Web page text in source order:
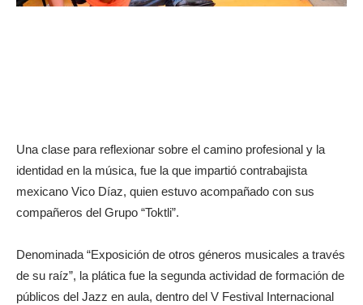
Una clase para reflexionar sobre el camino profesional y la
identidad en la música, fue la que impartió contrabajista
mexicano Vico Díaz, quien estuvo acompañado con sus
compañeros del Grupo “Toktli”.
Denominada “Exposición de otros géneros musicales a través
de su raíz”, la plática fue la segunda actividad de formación de
públicos del Jazz en aula, dentro del V Festival Internacional